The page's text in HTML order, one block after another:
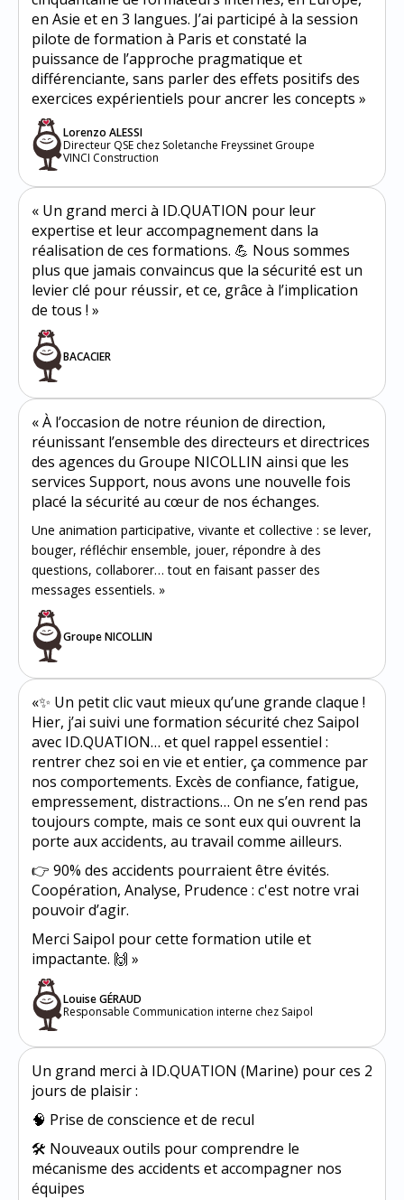
en Asie et en 3 langues. J’ai participé à la session
pilote de formation à Paris et constaté la
puissance de l’approche pragmatique et
différenciante, sans parler des effets positifs des
exercices expérientiels pour ancrer les concepts »
Lorenzo ALESSI
Directeur QSE chez Soletanche Freyssinet Groupe
VINCI Construction
« Un grand merci à ID.QUATION pour leur
expertise et leur accompagnement dans la
réalisation de ces formations. 💪 Nous sommes
plus que jamais convaincus que la sécurité est un
levier clé pour réussir, et ce, grâce à l’implication
de tous ! »
BACACIER
« À l’occasion de notre réunion de direction,
réunissant l’ensemble des directeurs et directrices
des agences du Groupe NICOLLIN ainsi que les
services Support, nous avons une nouvelle fois
placé la sécurité au cœur de nos échanges.
Une animation participative, vivante et collective : se lever,
bouger, réfléchir ensemble, jouer, répondre à des
questions, collaborer… tout en faisant passer des
messages essentiels. »
Groupe NICOLLIN
«✨ Un petit clic vaut mieux qu’une grande claque !
Hier, j’ai suivi une formation sécurité chez Saipol
avec ID.QUATION… et quel rappel essentiel :
rentrer chez soi en vie et entier, ça commence par
nos comportements. Excès de confiance, fatigue,
empressement, distractions… On ne s’en rend pas
toujours compte, mais ce sont eux qui ouvrent la
porte aux accidents, au travail comme ailleurs.
👉 90% des accidents pourraient être évités.
Coopération, Analyse, Prudence : c'est notre vrai
pouvoir d’agir.
Merci Saipol pour cette formation utile et
impactante. 🙌 »
Louise GÉRAUD
Responsable Communication interne chez Saipol
Un grand merci à ID.QUATION (Marine) pour ces 2
jours de plaisir :
🧠 Prise de conscience et de recul
🛠️ Nouveaux outils pour comprendre le
mécanisme des accidents et accompagner nos
équipes